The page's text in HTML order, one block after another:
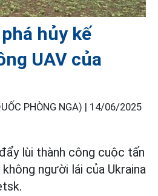
hủy kế
UAV của
PHÒNG NGA) | 14/06/2025
lùi thành công cuộc tấn
người lái của Ukraina